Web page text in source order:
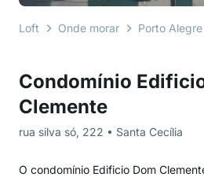
Condomínio
Clemente
rua silva só, 222 • Santa Cecília
O condomínio Edificio Dom
Loft Onde morar Porto Alegre